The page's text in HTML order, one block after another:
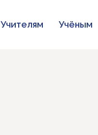
Учителям Учёным